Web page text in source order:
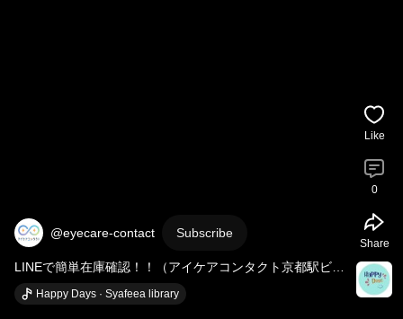
@eyecare-contact Subscribe
LINEで簡単在庫確認！！（アイケアコンタクト京都駅ビル
店）
Happy Days · Syafeea library
Like
0
Share